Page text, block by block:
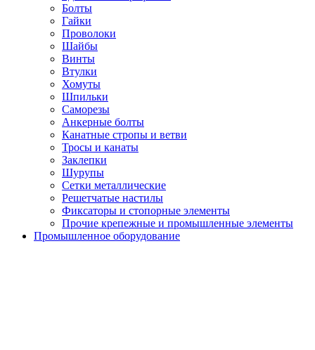
Болты
Гайки
Проволоки
Шайбы
Винты
Втулки
Хомуты
Шпильки
Саморезы
Анкерные болты
Канатные стропы и ветви
Тросы и канаты
Заклепки
Шурупы
Сетки металлические
Решетчатые настилы
Фиксаторы и стопорные элементы
Прочие крепежные и промышленные элементы
Промышленное оборудование